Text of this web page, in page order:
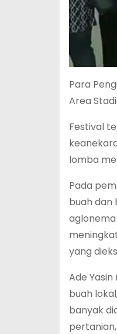
Para
Area
Festival
lomba
Pada
buah dan
aglonema
yang
Ade
buah
banyak